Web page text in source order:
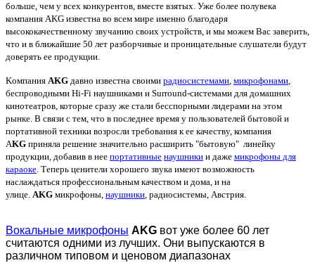
больше, чем у всех конкурентов, вместе взятых. Уже более полувека
компания AKG известна во всем мире именно благодаря
высококачественному звучанию своих устройств, и мы можем Вас заверить,
что и в ближайшие 50 лет разборчивые и проницательные слушатели будут
доверять ее продукции.
Kомпания AKG давно известна своими радиосистемами, микрофонами,
беспроводными Hi-Fi наушниками и Surround-системами для домашних
кинотеатров, которые сразу же стали бесспорными лидерами на этом
рынке. В связи с тем, что в последнее время у пользователей бытовой и
портативной техники возросли требования к ее качеству, компания
AKG приняла решение значительно расширить "бытовую" линейку
продукции, добавив в нее портативные наушники и даже микрофоны для
караоке. Теперь ценители хорошего звука имеют возможность
наслаждаться профессиональным качеством и дома, и на
улице. AKG микрофоны, наушники, радиосистемы, Австрия.
Вокальные микрофоны AKG вот уже более 60 лет
считаются одними из лучших. Они выпускаются в
различном типовом и ценовом диапазонах